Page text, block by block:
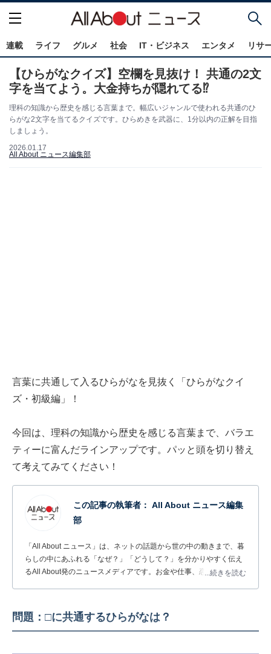
連載 ライフ グルメ 社会 IT・ビジネス エンタメ リサ
【ひらがなクイズ】空欄を見抜け！ 共通の2文
字を当てよう。大金持ちが隠れてる⁉︎
理科の知識から歴史を感じる言葉まで。幅広いジャンルで使われる共通のひ
らがな2文字を当てるクイズです。ひらめきを武器に、1分以内の正解を目指
しましょう。
2026.01.17
All About ニュース編集部
言葉に共通して入るひらがなを見抜く「ひらがなクイ
ズ・初級編」！
今回は、理科の知識から歴史を感じる言葉まで、バラエ
ティーに富んだラインアップです。パッと頭を切り替え
て考えてみてください！
この記事の執筆者： All About ニュース編集
部
「All About ニュース」は、ネットの話題から世の中の動きまで、暮
らしの中にあふれる「なぜ？」「どうして？」を分かりやすく伝え
るAll About発のニュースメディアです。お金や仕事、恋愛、ITに関
...続きを読む
問題：□に共通するひらがなは？